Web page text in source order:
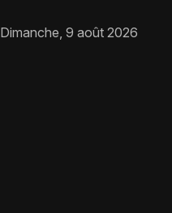
Dimanche, 9 août 2026